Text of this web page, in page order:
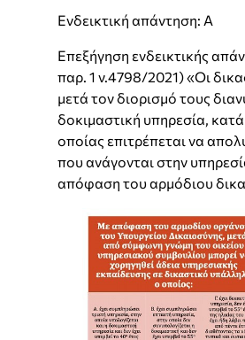
Ενδεικτική απάντηση: Α
Επεξήγηση ενδεικτικής
παρ. 1 ν.4798/2021) «Οι
μετά τον διορισμό τους
δοκιμαστική υπηρεσία, κατά
οποίας επιτρέπεται να
που ανάγονται στην
απόφαση του αρμόδιου